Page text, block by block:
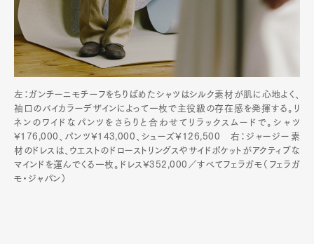
左：ガンチーニモチーフをちりばめたシャツはシルク素材が肌に心地よく、
袖口のバイカラーデザインによって一枚で主役級の存在感を発揮する。リ
ネンのワイドなパンツをさらりと合わせてリラックスムードで。シャツ
¥176,000、パンツ¥143,000、シューズ¥126,500 右：ジャージー素
材のドレスは、ウエストのドローストリングスやサイドポケットがアクティブな
マインドを運んでくる一枚。ドレス¥352,000／すべてフェラガモ（フェラガ
モ・ジャパン）